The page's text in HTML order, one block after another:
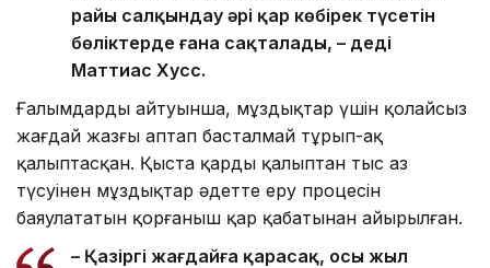
райы салқындау әрі қар көбірек түсетін
бөліктерде ғана сақталады, – деді
Маттиас Хусс.
Ғалымдардың айтуынша, мұздықтар үшін қолайсыз
жағдай жазғы аптап басталмай тұрып-ақ
қалыптасқан. Қыста қардың қалыптан тыс аз
түсуінен мұздықтар әдетте еру процесін
баяулататын қорғаныш қар қабатынан айырылған.
– Қазіргі жағдайға қарасақ, осы жыл